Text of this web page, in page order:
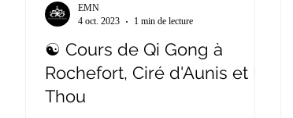
☯️ Cours de Qi Gong à
Rochefort, Ciré d'Aunis et Le
Thou
EMN
4 oct. 2023
1 min de lecture